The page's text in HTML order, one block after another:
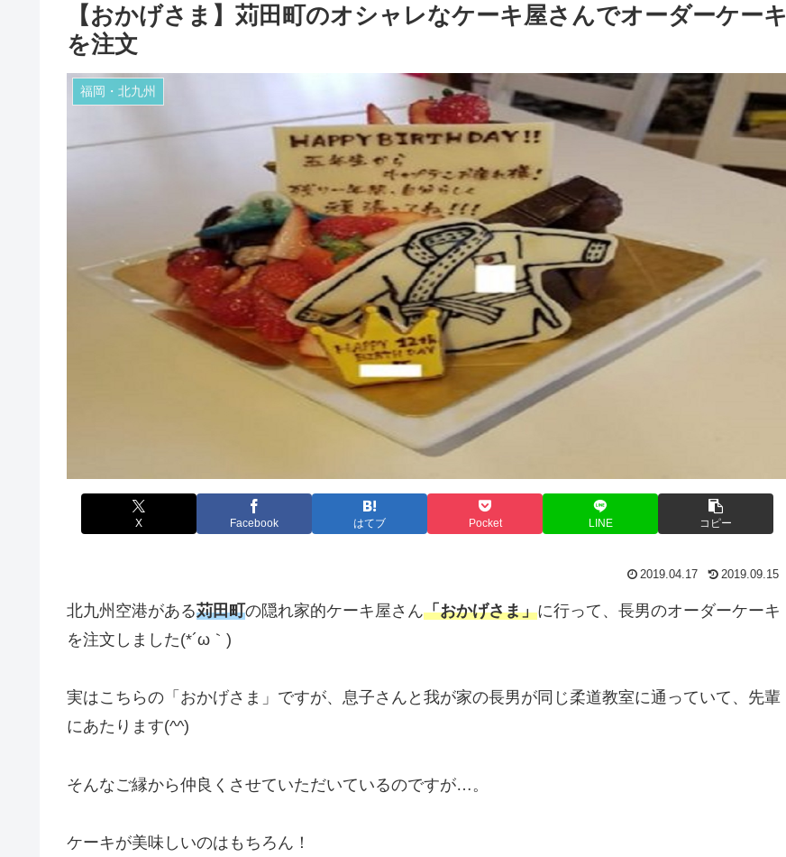
【おかげさま】苅田町のオシャレなケーキ屋さんでオーダーケーキ
を注文
福岡・北九州
X Facebook はてブ Pocket LINE コピー
2019.04.17 2019.09.15
北九州空港がある苅田町の隠れ家的ケーキ屋さん「おかげさま」に行って、長男のオーダーケーキ
を注文しました(*´ω｀)
実はこちらの「おかげさま」ですが、息子さんと我が家の長男が同じ柔道教室に通っていて、先輩
にあたります(^^)
そんなご縁から仲良くさせていただいているのですが…。
ケーキが美味しいのはもちろん！